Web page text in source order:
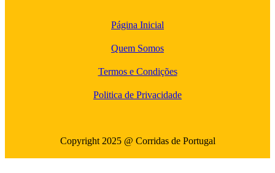
Página Inicial
Quem Somos
Termos e Condições
Politica de Privacidade
Copyright 2025 @ Corridas de Portugal